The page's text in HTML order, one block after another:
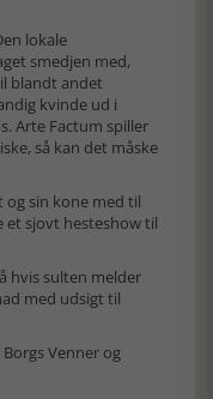
lokale
smedjen med,
blandt andet
kvinde ud i
Arte Factum spiller
så kan det måske
og sin kone med til
et sjovt hesteshow til
hvis sulten melder
med udsigt til
Venner og